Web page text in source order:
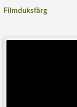
Filmduksfärg